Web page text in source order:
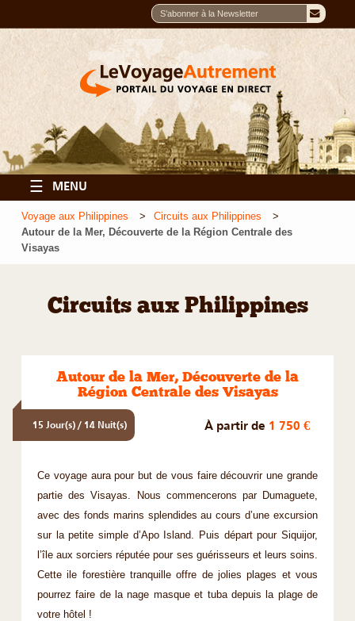
☰ MENU
Voyage aux Philippines
Circuits aux Philippines
Autour de la Mer, Découverte de la Région Centrale des
Visayas
Circuits aux Philippines
Autour de la Mer, Découverte de la
Région Centrale des Visayas
15 Jour(s) / 14 Nuit(s) À partir de 1 750 €
Ce voyage aura pour but de vous faire découvrir une grande
partie des Visayas. Nous commencerons par Dumaguete,
avec des fonds marins splendides au cours d’une excursion
sur la petite simple d’Apo Island. Puis départ pour Siquijor,
l’île aux sorciers réputée pour ses guérisseurs et leurs soins.
Cette ile forestière tranquille offre de jolies plages et vous
pourrez faire de la nage masque et tuba depuis la plage de
votre hôtel !